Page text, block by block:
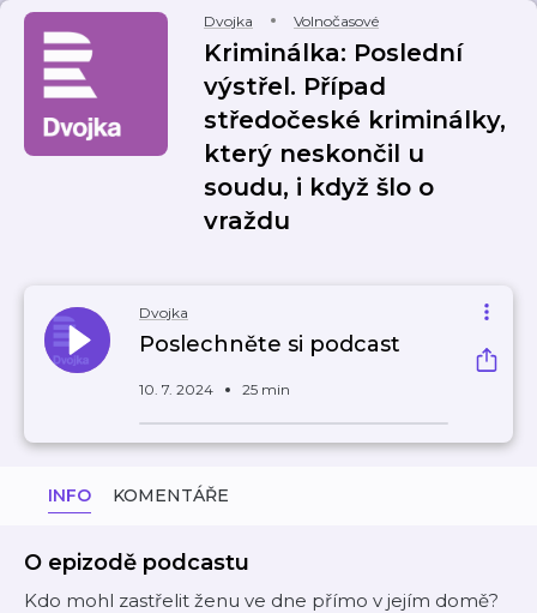
Dvojka Volnočasové
Kriminálka: Poslední
výstřel. Případ
středočeské kriminálky,
který neskončil u
soudu, i když šlo o
vraždu
Dvojka
Poslechněte si podcast
10. 7. 2024 25 min
INFO KOMENTÁŘE
O epizodě podcastu
Kdo mohl zastřelit ženu ve dne přímo v jejím domě?